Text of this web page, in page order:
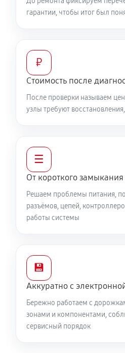
гарантии, чтобы итог был
₽
Стоимость после
После проверки называем
узлы требуют
☰
От короткого замыкания
Решаем проблемы питания,
разъёмов, цепей,
работы системы
💾
Аккуратно с
Бережно работаем с
зонами и компонентами,
сервисный порядок